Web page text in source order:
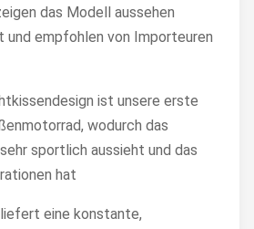
das Modell aussehen
und empfohlen von Importeuren
ist unsere erste
wodurch das
sportlich aussieht und das
hat
eine konstante,